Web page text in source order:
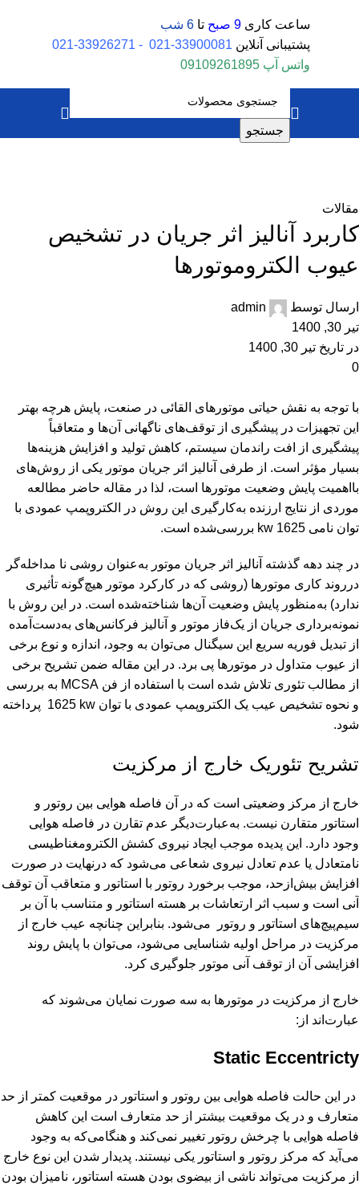
ساعت کاری 9 صبح تا 6 شب
پشتیبانی آنلاین 33900081-021
-
33926271-021
واتس آپ 09109261895
جستجو
مقالات
کاربرد آنالیز اثر جریان در تشخیص
عیوب الکتروموتورها
ارسال توسط
admin
تیر 30, 1400
در تاریخ تیر 30, 1400
0
با توجه به نقش حیاتی موتورهای القائی در صنعت، پایش هرچه بهتر
این تجهیزات در پیشگیری از توقف‌های ناگهانی آن‌ها و متعاقباً
پیشگیری از افت راندمان سیستم، کاهش تولید و افزایش هزینه‌ها
بسیار مؤثر است. از طرفی آنالیز اثر جریان موتور یکی از روش‌های
بااهمیت پایش وضعیت موتورها است، لذا در مقاله حاضر مطالعه
موردی از نتایج ارزنده به‌کارگیری این روش در الکتروپمپ عمودی با
توان نامی 1625
kw بررسی‌شده است.
در چند دهه گذشته آنالیز اثر جریان موتور به‌عنوان روشی نا مداخله‌گر
درروند کاری موتورها (روشی که در کارکرد موتور هیچ‌گونه تأثیری
ندارد) به‌منظور پایش وضعیت آن‌ها شناخته‌شده است. در این روش با
نمونه‌برداری جریان از یک‌فاز موتور و آنالیز فرکانس‌های به‌دست‌آمده
از تبدیل فوریه سریع این سیگنال می‌توان به وجود، اندازه و نوع برخی
از عیوب متداول در موتورها پی برد. در این مقاله ضمن تشریح برخی
از مطالب تئوری تلاش شده است با استفاده از فن MCSA به بررسی
و نحوه تشخیص عیب یک الکتروپمپ عمودی با توان 1625 kw پرداخته
شود.
تشریح تئوریک خارج از مرکزیت
خارج از مرکز وضعیتی است که در آن فاصله هوایی بین روتور و
استاتور متقارن نیست. به‌عبارت‌دیگر عدم تقارن در فاصله هوایی
وجود دارد. این پدیده موجب ایجاد نیروی کشش الکترومغناطیسی
نامتعادل یا عدم تعادل نیروی شعاعی می‌شود که درنهایت در صورت
افزایش بیش‌ازحد، موجب برخورد روتور با استاتور و متعاقب آن توقف
آنی است و سبب اثر ارتعاشات بر هسته استاتور و متناسب با آن بر
سیم‌پیچ‌های استاتور و روتور می‌شود. بنابراین چنانچه عیب خارج از
مرکزیت در مراحل اولیه شناسایی می‌شود، می‌توان با پایش روند
افزایشی آن از توقف آنی موتور جلوگیری کرد.
خارج از مرکزیت در موتورها به سه صورت نمایان می‌شوند که
عبارت‌اند از:
Static Eccentricty
در این حالت فاصله هوایی بین روتور و استاتور در موقعیت کمتر از حد
متعارف و در یک موقعیت بیشتر از حد متعارف است این کاهش
فاصله هوایی با چرخش روتور تغییر نمی‌کند و هنگامی‌که به وجود
می‌آید که مرکز روتور و استاتور یکی نیستند. پدیدار شدن این نوع خارج
از مرکزیت می‌تواند ناشی از بیضوی بودن هسته استاتور، نامیزان بودن